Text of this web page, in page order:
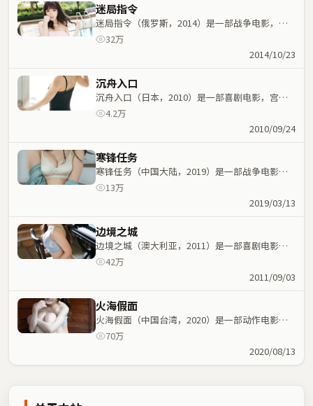
迷局指令
迷局指令（俄罗斯，2014）是一部战争电影，九
把刀执导，宋康昊、木村拓哉等主演；战争元素与
32万
2014/10/23
沉舟入口
沉舟入口（日本，2010）是一部喜剧电影，宫崎
骏执导，张国荣、林青霞等主演；喜剧元素与人物
4.2万
2010/09/24
寒锋任务
寒锋任务（中国大陆，2019）是一部战争电影，
洪尚秀执导，周冬雨、周迅等主演；战争元素与人
13万
2019/03/13
边境之城
边境之城（澳大利亚，2011）是一部喜剧电影，
叶伟信执导，张译、金敏喜等主演；喜剧元素与人
42万
2011/09/03
火海假面
火海假面（中国台湾，2020）是一部动作电影，
张艺谋执导，木村拓哉、张国荣等主演；动作元素
70万
2020/08/13